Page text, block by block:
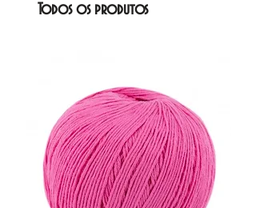
Todos os produtos